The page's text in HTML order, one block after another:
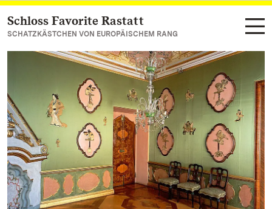
Zum Hauptinhalt springen
Schloss Favorite Rastatt
SCHATZKÄSTCHEN VON EUROPÄISCHEM RANG